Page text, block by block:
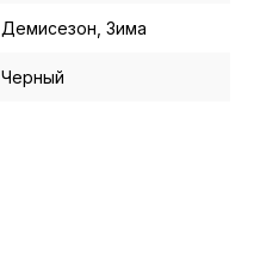
Демисезон, Зима
Черный